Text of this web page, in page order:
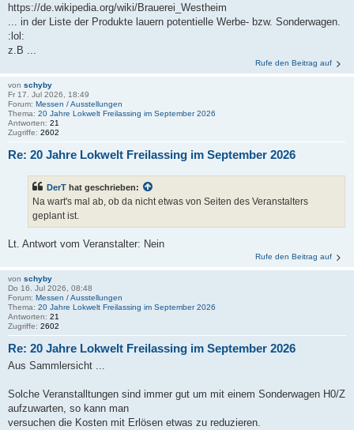
https://de.wikipedia.org/wiki/Brauerei_Westheim
... in der Liste der Produkte lauern potentielle Werbe- bzw. Sonderwagen.
:lol:
z.B ...
Rufe den Beitrag auf
von schyby
Fr 17. Jul 2026, 18:49
Forum: Messen / Ausstellungen
Thema: 20 Jahre Lokwelt Freilassing im September 2026
Antworten: 21
Zugriffe: 2602
Re: 20 Jahre Lokwelt Freilassing im September 2026
DerT hat geschrieben:
Na wart's mal ab, ob da nicht etwas von Seiten des Veranstalters
geplant ist.
Lt. Antwort vom Veranstalter: Nein
Rufe den Beitrag auf
von schyby
Do 16. Jul 2026, 08:48
Forum: Messen / Ausstellungen
Thema: 20 Jahre Lokwelt Freilassing im September 2026
Antworten: 21
Zugriffe: 2602
Re: 20 Jahre Lokwelt Freilassing im September 2026
Aus Sammlersicht ...
Solche Veranstalltungen sind immer gut um mit einem Sonderwagen H0/Z
aufzuwarten, so kann man
versuchen die Kosten mit Erlösen etwas zu reduzieren.